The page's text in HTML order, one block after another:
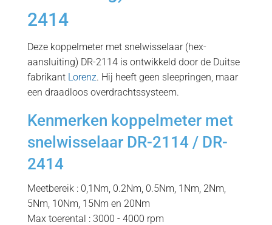
2414
Deze koppelmeter met snelwisselaar (hex-
aansluiting) DR-2114 is ontwikkeld door de Duitse
fabrikant Lorenz. Hij heeft geen sleepringen, maar
een draadloos overdrachtssysteem.
Kenmerken koppelmeter met
snelwisselaar DR-2114 / DR-
2414
Meetbereik : 0,1Nm, 0.2Nm, 0.5Nm, 1Nm, 2Nm,
5Nm, 10Nm, 15Nm en 20Nm
Max toerental : 3000 - 4000 rpm